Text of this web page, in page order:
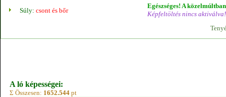
Súly: csont és bőr
Egészséges! A
Képfeltöltés nincs aktiválva!
A ló képességei:
Σ Összesen: 1652.544 pt